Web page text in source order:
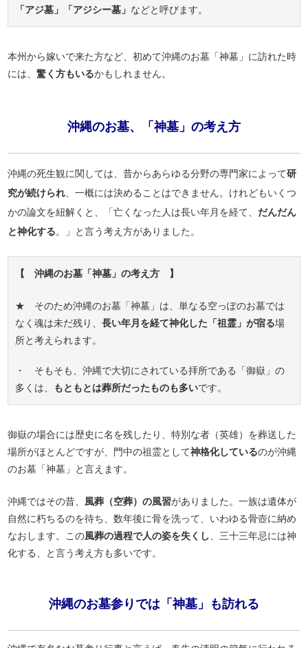
「アジ墓」「アジシー墓」 などと呼びます。
本州から嫁いで来た方など、初めて沖縄のお墓「神墓」に訪れた時
には、驚く方もいるかもしれません。
沖縄のお墓、「神墓」の考え方
沖縄の死生観に関しては、昔からあらゆる分野の専門家によって研
究が続けられ、一概には決めることはできません。けれどもいくつ
かの論文を紐解くと、「亡くなった人は長い年月を経て、 だんだん
と神化する。」と言う考え方がありました。
【 沖縄のお墓「神墓」の考え方 】
★ そのため沖縄のお墓「神墓」は、単なる空っぽのお墓では
なく魂は未だ残り、長い年月を経て神化した「祖霊」が宿る場
所と考えられます。
・ そもそも、沖縄で大切にされている拝所である「御嶽」の
多くは、
もともとは葬所だったものも多いです。
御嶽の場合には歴史に名を残したり、特別な者（英雄）を葬送した
場所がほとんどですが、門中の祖霊として神格化しているのが沖縄
のお墓「神墓」と言えます。
沖縄ではその昔、 風葬（空葬）の風習がありました。一族は遺体が
自然に朽ちるのを待ち、数年後に骨を洗って、いわゆる骨壺に納め
なおします。この風葬の過程で人の姿を失くし、三十三年忌には神
化する、と言う考え方も多いです。
沖縄のお墓参りでは「神墓」も訪れる